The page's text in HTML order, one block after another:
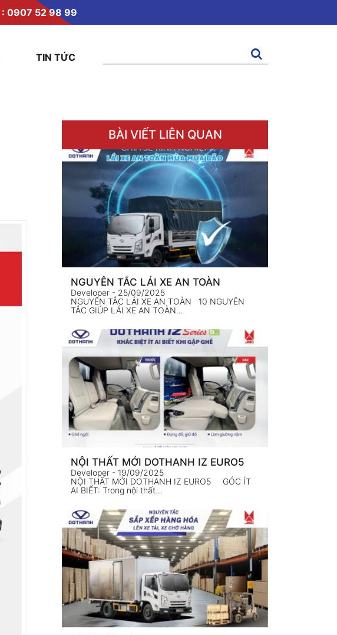
0907 52 98 99
TIN TỨC
kiếm:
BÀI VIẾT LIÊN QUAN
NGUYÊN TẮC LÁI XE AN TOÀN
Developer - 25/09/2025
NGUYÊN TẮC LÁI XE AN TOÀN 10 NGUYÊN
TẮC GIÚP LÁI XE AN TOÀN…
NỘI THẤT MỚI DOTHANH IZ EURO5
Developer - 19/09/2025
NỘI THẤT MỚI DOTHANH IZ EURO5 GÓC ÍT
AI BIẾT: Trong nội thất…